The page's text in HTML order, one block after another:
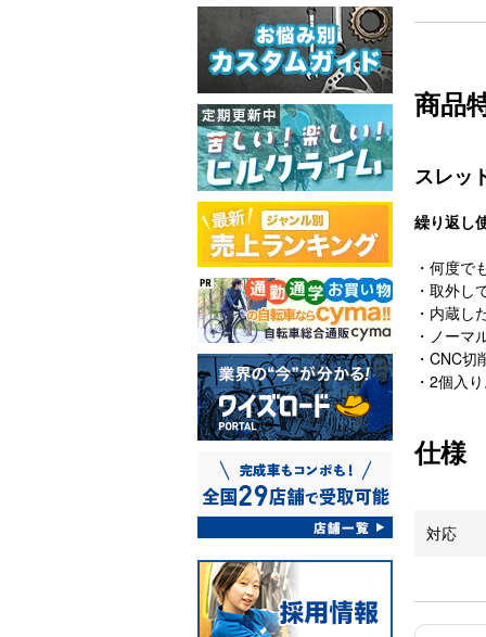
商品
スレッ
繰り返し
・何度で
・取外し
・内蔵し
・ノーマ
・CNC
・2個入
仕様
対応